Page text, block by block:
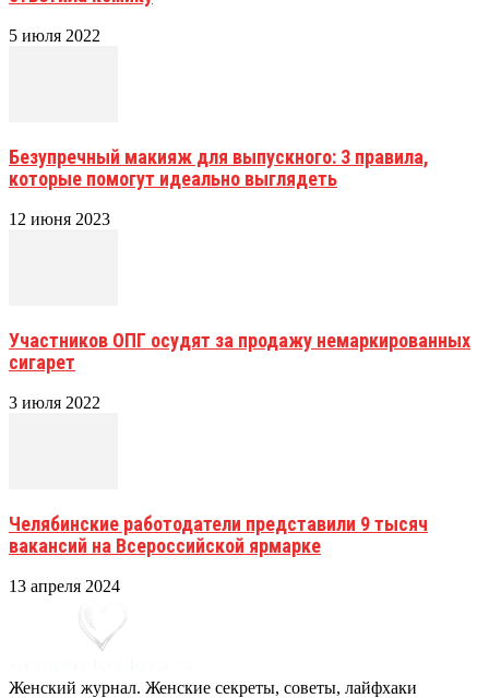
5 июля 2022
Безупречный макияж для выпускного: 3 правила,
которые помогут идеально выглядеть
12 июня 2023
Участников ОПГ осудят за продажу немаркированных
сигарет
3 июля 2022
Челябинские работодатели представили 9 тысяч
вакансий на Всероссийской ярмарке
13 апреля 2024
Женский журнал. Женские секреты, советы, лайфхаки